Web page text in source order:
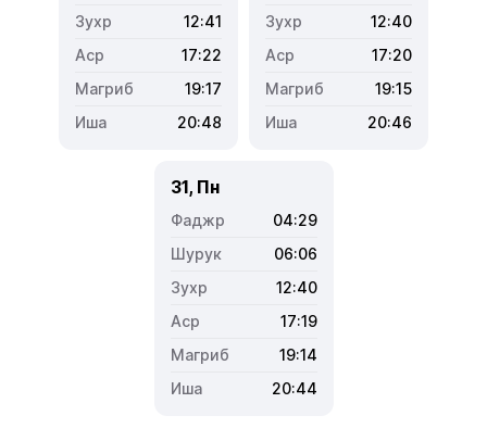
12:41
17:22
19:17
20:48
12:40
17:20
19:15
20:46
31, Пн
04:29
06:06
12:40
17:19
19:14
20:44